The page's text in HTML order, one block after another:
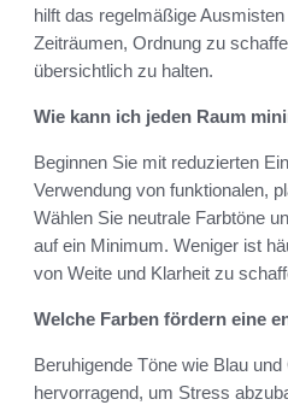
hilft das regelmäßige
Zeiträumen, Ordnung zu
übersichtlich zu halten.
Wie kann ich jeden Raum
Beginnen Sie mit reduzierten
Verwendung von funktionalen,
Wählen Sie neutrale Farbtöne
auf ein Minimum. Weniger ist
von Weite und Klarheit zu
Welche Farben fördern eine
Beruhigende Töne wie Blau
hervorragend, um Stress